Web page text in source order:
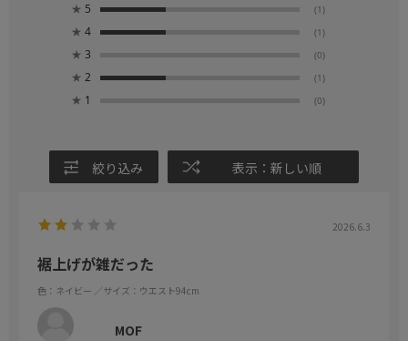
★ 5 (1)
★ 4 (1)
★ 3 (0)
★ 2 (1)
★ 1 (0)
絞り込み 表示：新しい順
2026.6.3
裾上げが雑だった
色：ネイビー ／サイズ：ウエスト94cm
MOF